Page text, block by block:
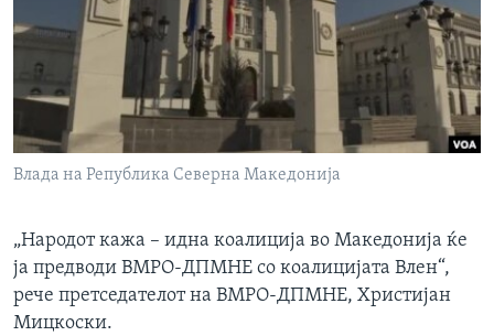
ИНТЕРВЈУА
Јазици
Влада на Република Северна Македонија
„Народот кажа – идна коалиција во Македонија ќе
ја предводи ВМРО-ДПМНЕ со коалицијата Влен“,
рече претседателот на ВМРО-ДПМНЕ, Христијан
Мицкоски.